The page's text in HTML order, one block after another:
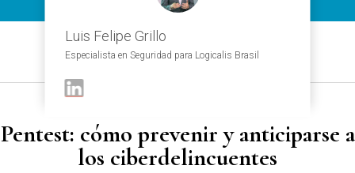
Luis Felipe Grillo
Especialista en Seguridad para Logicalis Brasil
Pentest: cómo prevenir y anticiparse a
los ciberdelincuentes